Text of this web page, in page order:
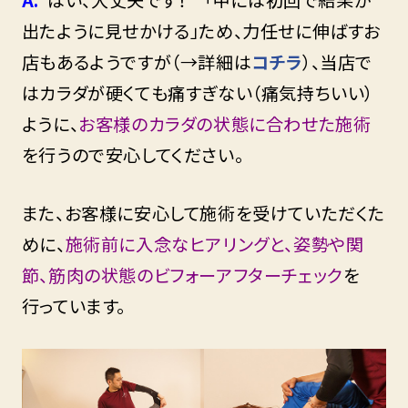
出たように見せかける」ため、力任せに伸ばすお
店もあるようですが（→詳細はコチラ）、当店で
はカラダが硬くても痛すぎない（痛気持ちいい）
ように、お客様のカラダの状態に合わせた施術
を行うので安心してください。
また、お客様に安心して施術を受けていただくた
めに、施術前に入念なヒアリングと、姿勢や関
節、筋肉の状態のビフォーアフターチェックを
行っています。